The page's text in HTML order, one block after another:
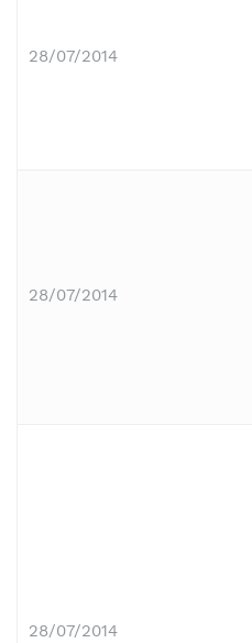
28/07/2014
28/07/2014
28/07/2014